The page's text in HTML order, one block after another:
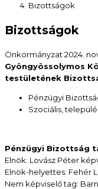
Bizottságok
Bizottságok
Önkormányzat 2024.
Gyöngyössolymos
testületének
Pénzügyi
Szociális,
Pénzügyi Bizottság
Elnök: Lovász Péter
Elnök-helyettes: Fehér
Nem képviselő tag: